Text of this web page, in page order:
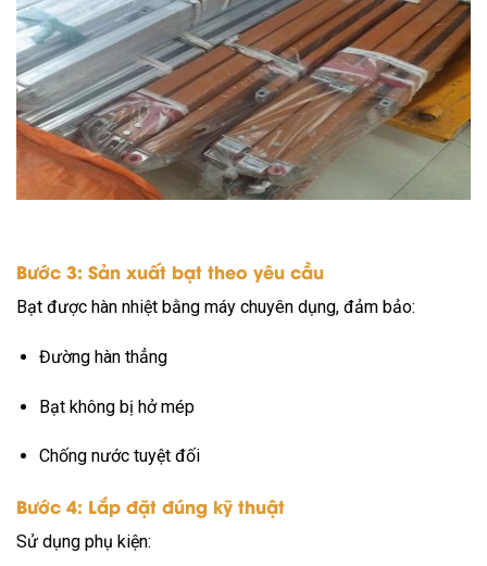
Bước 3: Sản xuất bạt theo yêu cầu
Bạt được hàn nhiệt bằng máy chuyên dụng, đảm bảo:
Đường hàn thẳng
Bạt không bị hở mép
Chống nước tuyệt đối
Bước 4: Lắp đặt đúng kỹ thuật
Sử dụng phụ kiện: